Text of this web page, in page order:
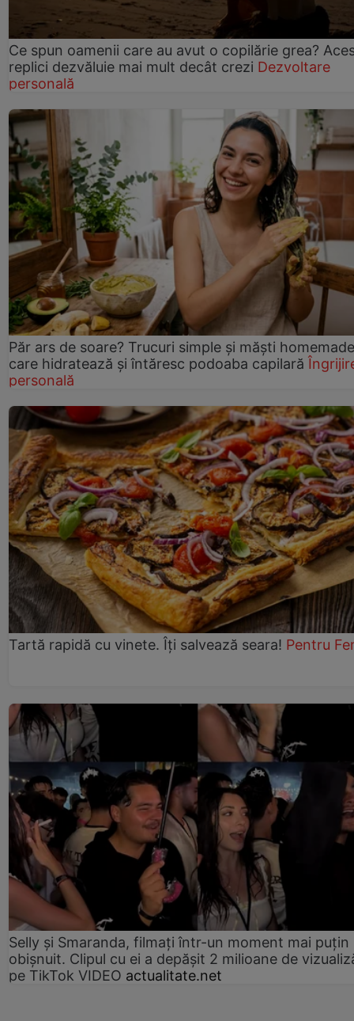
Ce spun oamenii care au avut o copilărie grea?
replici dezvăluie mai mult decât crezi Dezvoltare
personală
Păr ars de soare? Trucuri simple și măști homemade
care hidratează și întăresc podoaba capilară
personală
Tartă rapidă cu vinete. Îți salvează seara! Pentru
Selly și Smaranda, filmați într-un moment mai puțin
obișnuit. Clipul cu ei a depășit 2 milioane de
pe TikTok VIDEO actualitate.net